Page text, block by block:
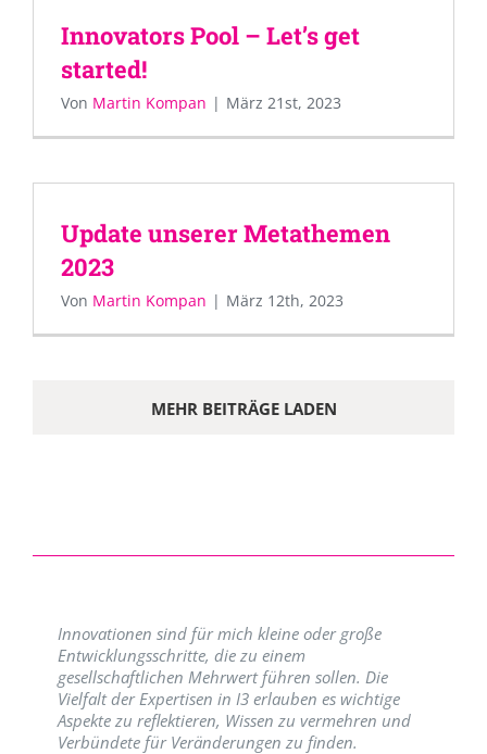
Innovators Pool – Let’s get
started!
Von Martin Kompan | März 21st, 2023
Update unserer Metathemen
2023
Von Martin Kompan | März 12th, 2023
MEHR BEITRÄGE LADEN
Innovationen sind für mich kleine oder große
Entwicklungsschritte, die zu einem
gesellschaftlichen Mehrwert führen sollen. Die
Vielfalt der Expertisen in I3 erlauben es wichtige
Aspekte zu reflektieren, Wissen zu vermehren und
Verbündete für Veränderungen zu finden.